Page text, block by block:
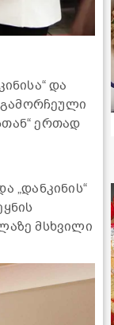
და
გამორჩეული
ერთად
„დანკინის“
მსხვილი